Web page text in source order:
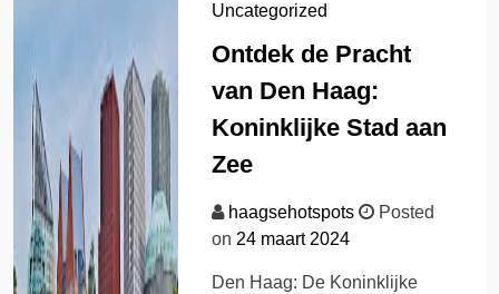
Uncategorized
Ontdek de Pracht
van Den Haag:
Koninklijke Stad aan
Zee
haagsehotspots
Posted
on24 maart 2024
Den Haag: De Koninklijke